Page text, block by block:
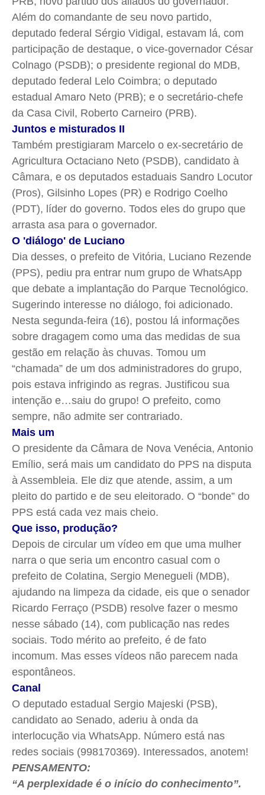
Além do comandante de seu novo partido,
deputado federal Sérgio Vidigal, estavam lá, com
participação de destaque, o vice-governador César
Colnago (PSDB); o presidente regional do MDB,
deputado federal Lelo Coimbra; o deputado
estadual Amaro Neto (PRB); e o secretário-chefe
da Casa Civil, Roberto Carneiro (PRB).
Juntos e misturados II
Também prestigiaram Marcelo o ex-secretário de
Agricultura Octaciano Neto (PSDB), candidato à
Câmara, e os deputados estaduais Sandro Locutor
(Pros), Gilsinho Lopes (PR) e Rodrigo Coelho
(PDT), líder do governo. Todos eles do grupo que
arrasta asa para o governador.
O 'diálogo' de Luciano
Dia desses, o prefeito de Vitória, Luciano Rezende
(PPS), pediu pra entrar num grupo de WhatsApp
que debate a implantação do Parque Tecnológico.
Sugerindo interesse no diálogo, foi adicionado.
Nesta segunda-feira (16), postou lá informações
sobre dragagem como uma das medidas de sua
gestão em relação às chuvas. Tomou um
“chamada” de um dos administradores do grupo,
pois estava infrigindo as regras. Justificou sua
intenção e…saiu do grupo! O prefeito, como
sempre, não admite ser contrariado.
Mais um
O presidente da Câmara de Nova Venécia, Antonio
Emílio, será mais um candidato do PPS na disputa
à Assembleia. Ele diz que atende, assim, a um
pleito do partido e de seu eleitorado. O “bonde” do
PPS está cada vez mais cheio.
Que isso, produção?
Depois de circular um vídeo em que uma mulher
narra o que seria um encontro casual com o
prefeito de Colatina, Sergio Menegueli (MDB),
ajudando na limpeza da cidade, eis que o senador
Ricardo Ferraço (PSDB) resolve fazer o mesmo
nesse sábado (14), com publicação nas redes
sociais. Todo mérito ao prefeito, é de fato
incomum. Mas esses vídeos não parecem nada
espontâneos.
Canal
O deputado estadual Sergio Majeski (PSB),
candidato ao Senado, aderiu à onda da
interlocução via WhatsApp. Número está nas
redes sociais (998170369). Interessados, anotem!
PENSAMENTO:
“A perplexidade é o início do conhecimento”.